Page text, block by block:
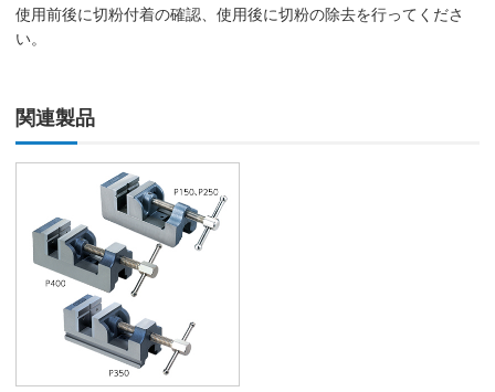
使用前後に切粉付着の確認、使用後に切粉の除去を行ってくださ
い。
関連製品